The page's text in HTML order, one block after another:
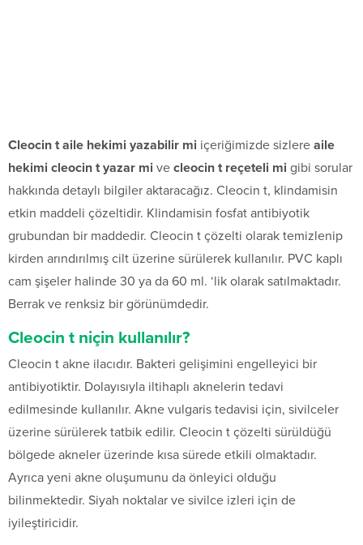
Cleocin t aile hekimi yazabilir mi içeriğimizde sizlere aile
hekimi cleocin t yazar mi ve cleocin t reçeteli mi gibi sorular
hakkında detaylı bilgiler aktaracağız. Cleocin t, klindamisin
etkin maddeli çözeltidir. Klindamisin fosfat antibiyotik
grubundan bir maddedir. Cleocin t çözelti olarak temizlenip
kirden arındırılmış cilt üzerine sürülerek kullanılır. PVC kaplı
cam şişeler halinde 30 ya da 60 ml. ‘lik olarak satılmaktadır.
Berrak ve renksiz bir görünümdedir.
Cleocin t niçin kullanılır?
Cleocin t akne ilacıdır. Bakteri gelişimini engelleyici bir
antibiyotiktir. Dolayısıyla iltihaplı aknelerin tedavi
edilmesinde kullanılır. Akne vulgaris tedavisi için, sivilceler
üzerine sürülerek tatbik edilir. Cleocin t çözelti sürüldüğü
bölgede akneler üzerinde kısa sürede etkili olmaktadır.
Ayrıca yeni akne oluşumunu da önleyici olduğu
bilinmektedir. Siyah noktalar ve sivilce izleri için de
iyileştiricidir.